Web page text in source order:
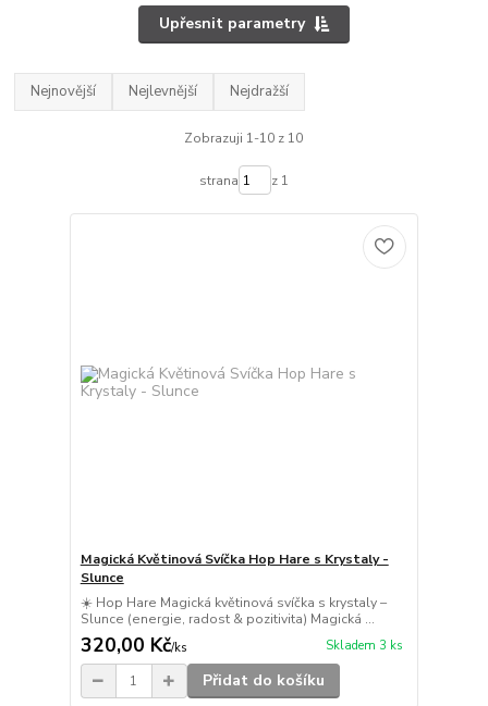
Upřesnit parametry
Nejnovější Nejlevnější Nejdražší
Zobrazuji 1-10 z 10
strana z 1
Magická Květinová Svíčka Hop Hare s Krystaly -
Slunce
☀️ Hop Hare Magická květinová svíčka s krystaly –
Slunce (energie, radost & pozitivita) Magická ...
320,00 Kč/ks Skladem 3 ks
Přidat do košíku